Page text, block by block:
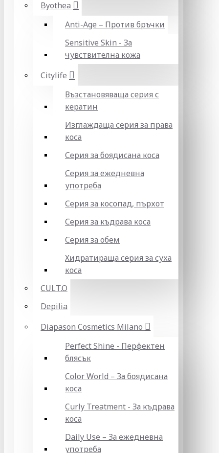
Byothea
Anti-Age – Против бръчки
Sensitive Skin - За
чувствителна кожа
Citylife
Възстановяваща серия с
кератин
Изглаждаща серия за права
коса
Серия за боядисана коса
Серия за ежедневна
употреба
Серия за косопад, пърхот
Серия за къдрава коса
Серия за обем
Хидратираща серия за суха
коса
CULT.O
Depilia
Diapason Cosmetics Milano
Perfect Shine - Перфектен
блясък
Color World – За боядисана
коса
Curly Treatment - За къдрава
коса
Daily Use – За ежедневна
употреба